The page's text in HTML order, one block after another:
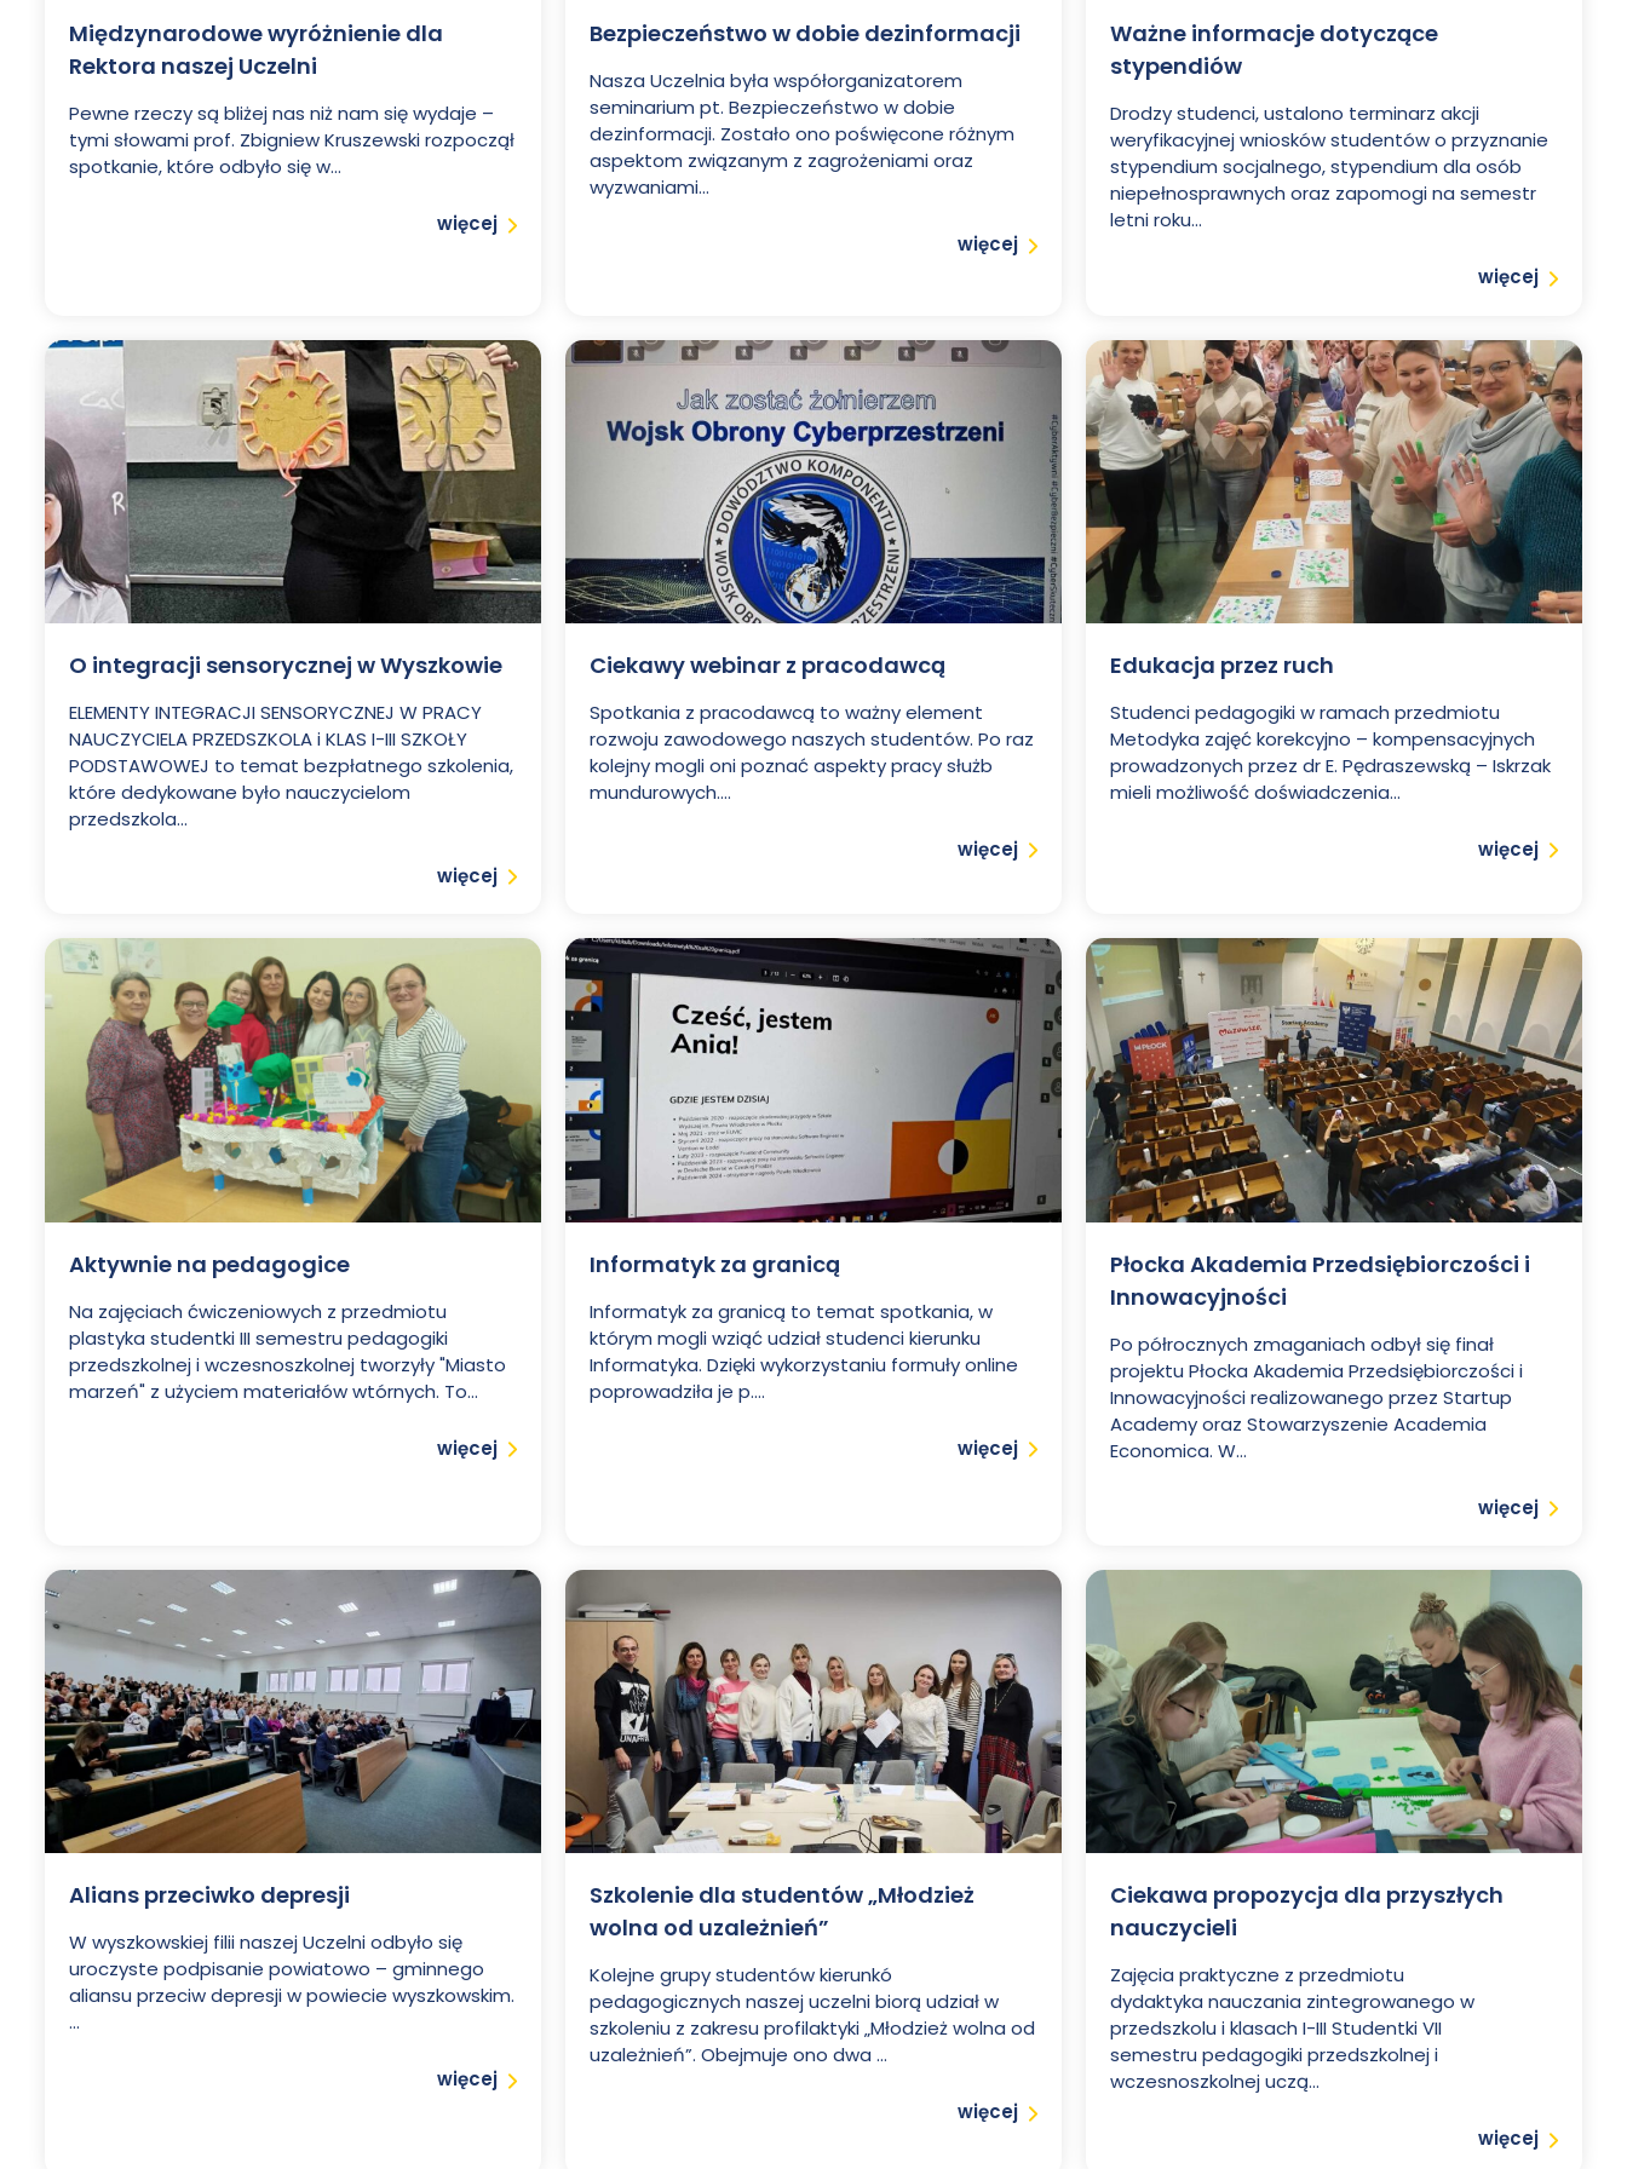
Szkoła
Wyższa
im.
Międzynarodowe wyróżnienie dla
Rektora naszej Uczelni
Pewne rzeczy są bliżej nas niż nam się wydaje –
tymi słowami prof. Zbigniew Kruszewski rozpoczął
spotkanie, które odbyło się w...
Czytaj
więcej
Bezpieczeństwo w dobie dezinformacji
Nasza Uczelnia była współorganizatorem
seminarium pt. Bezpieczeństwo w dobie
dezinformacji. Zostało ono poświęcone różnym
aspektom związanym z zagrożeniami oraz
wyzwaniami...
Czytaj
więcej
Ważne informacje dotyczące
stypendiów
Drodzy studenci, ustalono terminarz akcji
weryfikacyjnej wniosków studentów o przyznanie
stypendium socjalnego, stypendium dla osób
niepełnosprawnych oraz zapomogi na semestr
letni roku...
Czytaj
więcej
O integracji sensorycznej w Wyszkowie
ELEMENTY INTEGRACJI SENSORYCZNEJ W PRACY
NAUCZYCIELA PRZEDSZKOLA i KLAS I-III SZKOŁY
PODSTAWOWEJ to temat bezpłatnego szkolenia,
które dedykowane było nauczycielom
przedszkola...
Czytaj
więcej
Ciekawy webinar z pracodawcą
Spotkania z pracodawcą to ważny element
rozwoju zawodowego naszych studentów. Po raz
kolejny mogli oni poznać aspekty pracy służb
mundurowych....
Czytaj
więcej
Edukacja przez ruch
Studenci pedagogiki w ramach przedmiotu
Metodyka zajęć korekcyjno – kompensacyjnych
prowadzonych przez dr E. Pędraszewską – Iskrzak
mieli możliwość doświadczenia...
Czytaj
więcej
Aktywnie na pedagogice
Na zajęciach ćwiczeniowych z przedmiotu
plastyka studentki III semestru pedagogiki
przedszkolnej i wczesnoszkolnej tworzyły "Miasto
marzeń" z użyciem materiałów wtórnych. To...
Czytaj
więcej
Informatyk za granicą
Informatyk za granicą to temat spotkania, w
którym mogli wziąć udział studenci kierunku
Informatyka. Dzięki wykorzystaniu formuły online
poprowadziła je p....
Czytaj
więcej
Płocka Akademia Przedsiębiorczości i
Innowacyjności
Po półrocznych zmaganiach odbył się finał
projektu Płocka Akademia Przedsiębiorczości i
Innowacyjności realizowanego przez Startup
Academy oraz Stowarzyszenie Academia
Economica. W...
Czytaj
więcej
Alians przeciwko depresji
W wyszkowskiej filii naszej Uczelni odbyło się
uroczyste podpisanie powiatowo – gminnego
aliansu przeciw depresji w powiecie wyszkowskim.
...
Czytaj
więcej
Szkolenie dla studentów „Młodzież
wolna od uzależnień”
Kolejne grupy studentów kierunkó
pedagogicznych naszej uczelni biorą udział w
szkoleniu z zakresu profilaktyki „Młodzież wolna od
uzależnień”. Obejmuje ono dwa ...
Czytaj
więcej
Ciekawa propozycja dla przyszłych
nauczycieli
Zajęcia praktyczne z przedmiotu
dydaktyka nauczania zintegrowanego w
przedszkolu i klasach I-III Studentki VII
semestru pedagogiki przedszkolnej i
wczesnoszkolnej uczą...
Czytaj
więcej